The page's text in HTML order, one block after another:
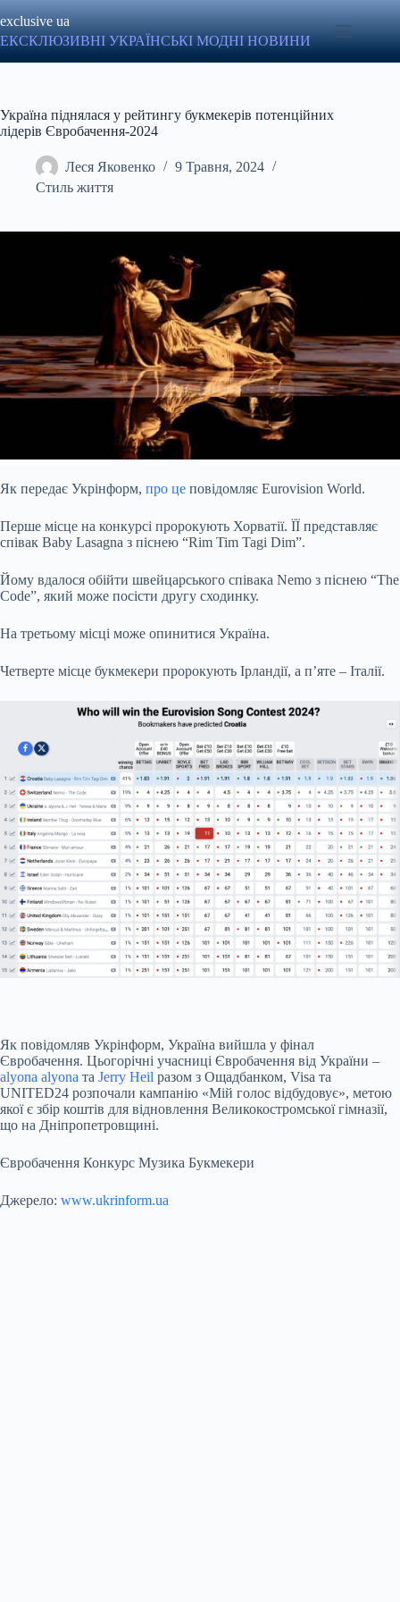
до
вмісту
exclusive ua
ЕКСКЛЮЗИВНІ УКРАЇНСЬКІ МОДНІ НОВИНИ
Україна піднялася у рейтингу букмекерів потенційних
лідерів Євробачення-2024
Леся Яковенко
9 Травня, 2024
Стиль життя
Як передає Укрінформ, про це повідомляє Eurovision World.
Перше місце на конкурсі пророкують Хорватії. ЇЇ представляє
співак Baby Lasagna з піснею “Rim Tim Tagi Dim”.
Йому вдалося обійти швейцарського співака Nemo з піснею “The
Code”, який може посісти другу сходинку.
На третьому місці може опинитися Україна.
Четверте місце букмекери пророкують Ірландії, а п’яте – Італії.
Як повідомляв Укрінформ, Україна вийшла у фінал
Євробачення. Цьогорічні учасниці Євробачення від України –
alyona alyona та Jerry Heil разом з Ощадбанком, Visa та
UNITED24 розпочали кампанію «Мій голос відбудовує», метою
якої є збір коштів для відновлення Великокостромської гімназії,
що на Дніпропетровщині.
Євробачення Конкурс Музика Букмекери
Джерело: www.ukrinform.ua